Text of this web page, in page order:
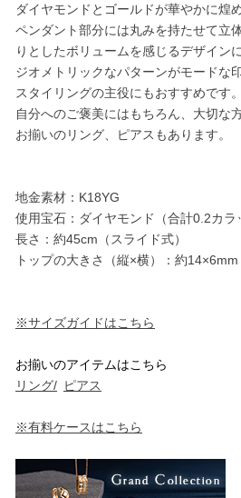
ダイヤモンドとゴールドが華やかに煌
ペンダント部分には丸みを持たせて立
りとしたボリュームを感じるデザイン
ジオメトリックなパターンがモードな
スタイリングの主役にもおすすめです。
自分へのご褒美にはもちろん、大切な
お揃いのリング、ピアスもあります。
地金素材：K18YG
使用宝石：ダイヤモンド（合計0.2カラ
長さ：約45cm（スライド式）
トップの大きさ（縦×横）：約14×6mm
※サイズガイドはこちら
お揃いのアイテムはこちら
リング/ ピアス
※有料ケースはこちら